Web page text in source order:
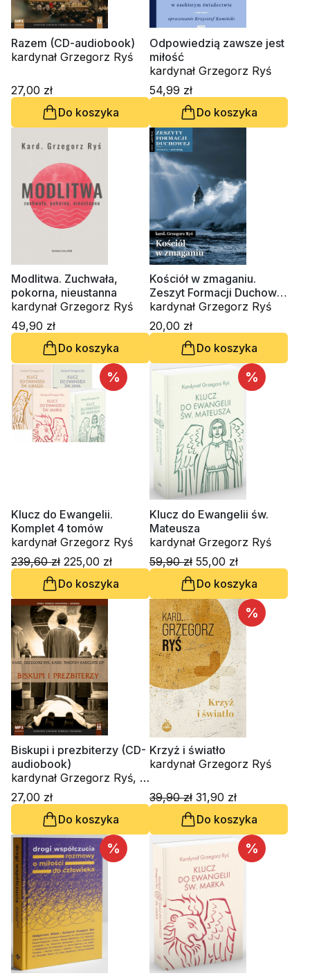
Razem (CD-audiobook)
kardynał Grzegorz Ryś
27,00 zł
Do koszyka
Odpowiedzią zawsze jest
miłość
kardynał Grzegorz Ryś
54,99 zł
Do koszyka
Modlitwa. Zuchwała,
pokorna, nieustanna
kardynał Grzegorz Ryś
49,90 zł
Do koszyka
Kościół w zmaganiu.
Zeszyt Formacji Duchowej
nr 107
kardynał Grzegorz Ryś
20,00 zł
Do koszyka
%
Klucz do Ewangelii.
Komplet 4 tomów
kardynał Grzegorz Ryś
239,60 zł 225,00 zł
Do koszyka
%
Klucz do Ewangelii św.
Mateusza
kardynał Grzegorz Ryś
59,90 zł 55,00 zł
Do koszyka
Biskupi i prezbiterzy (CD-
audiobook)
kardynał Grzegorz Ryś, o.
Timothy Radcliffe OP
27,00 zł
Do koszyka
%
Krzyż i światło
kardynał Grzegorz Ryś
39,90 zł 31,90 zł
Do koszyka
% %